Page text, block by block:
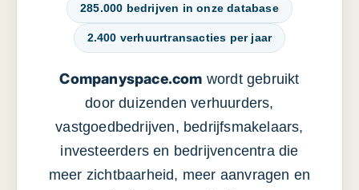
285.000 bedrijven in onze database
2.400 verhuurtransacties per jaar
Companyspace.com wordt gebruikt
door duizenden verhuurders,
vastgoedbedrijven, bedrijfsmakelaars,
investeerders en bedrijvencentra die
meer zichtbaarheid, meer aanvragen en